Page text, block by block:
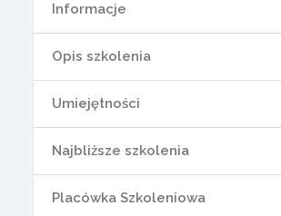
Informacje
Opis szkolenia
Umiejętności
Najbliższe szkolenia
Placówka Szkoleniowa